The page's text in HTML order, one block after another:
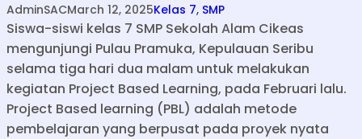
AdminSACMarch 12, 2025Kelas 7, SMP
Siswa-siswi kelas 7 SMP Sekolah Alam Cikeas
mengunjungi Pulau Pramuka, Kepulauan Seribu
selama tiga hari dua malam untuk melakukan
kegiatan Project Based Learning, pada Februari lalu.
Project Based learning (PBL) adalah metode
pembelajaran yang berpusat pada proyek nyata